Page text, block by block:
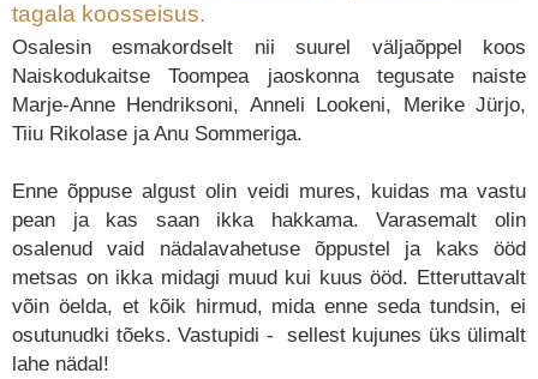
tagala koosseisus.
Osalesin esmakordselt nii suurel väljaõppel koos
Naiskodukaitse Toompea jaoskonna tegusate naiste
Marje-Anne Hendriksoni, Anneli Lookeni, Merike Jürjo,
Tiiu Rikolase ja Anu Sommeriga.
Enne õppuse algust olin veidi mures, kuidas ma vastu
pean ja kas saan ikka hakkama. Varasemalt olin
osalenud vaid nädalavahetuse õppustel ja kaks ööd
metsas on ikka midagi muud kui kuus ööd. Etteruttavalt
võin öelda, et kõik hirmud, mida enne seda tundsin, ei
osutunudki tõeks. Vastupidi - sellest kujunes üks ülimalt
lahe nädal!